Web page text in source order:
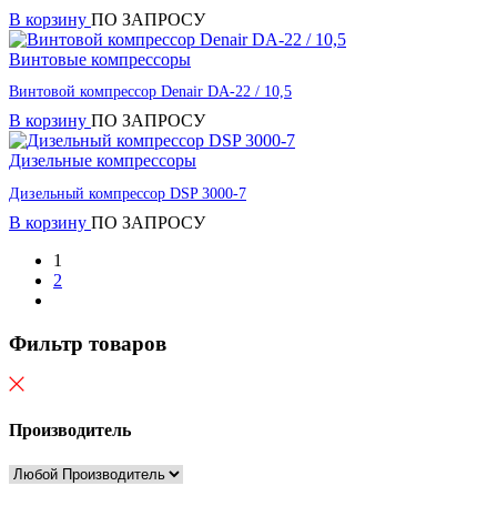
В корзину ПО ЗАПРОСУ
Винтовые компрессоры
Винтовой компрессор Denair DA-22 / 10,5
В корзину ПО ЗАПРОСУ
Дизельные компрессоры
Дизельный компрессор DSP 3000-7
В корзину ПО ЗАПРОСУ
1
2
Фильтр товаров
Производитель